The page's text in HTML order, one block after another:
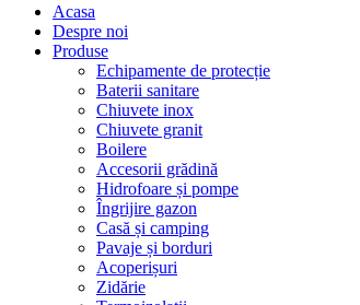
Acasa
Despre noi
Produse
Echipamente de protecție
Baterii sanitare
Chiuvete inox
Chiuvete granit
Boilere
Accesorii grădină
Hidrofoare și pompe
Îngrijire gazon
Casă și camping
Pavaje și borduri
Acoperișuri
Zidărie